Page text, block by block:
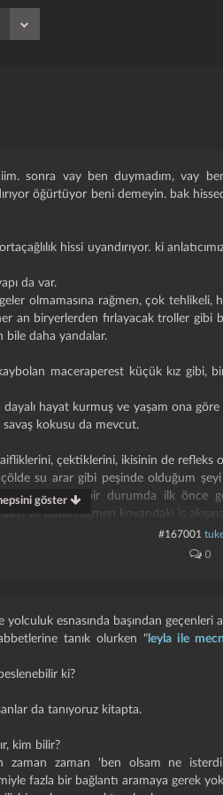
sonra vay ben duymadım, vay
öğürtüyor beni demeyin. bak
hissi uyandırıyor. ki
da var.
olmamasına rağmen, çok
an biryerlerden fırlayacak troller gibi
bile daha yandalar.
maceraperest küçük kız gibi,
hayat kurmuş ve yaşam ona
savaş kokusu da mevcut.
çektiklerini, ikisinin de refleks
su arar gibi peşinde olduğum şeyi
yani tehlikeli bir durumda ilk önce
ve buna rağmen kovandaki iş
gösterdikleri iki kişilik kovan
vicdandan yoksun insanların bir
on dakika önce olan bir
alıyor insanlar. üstelik bu durumun
ikisi de böyle bir hastalığın
ama ne mümkün ki
son ve en önemli savaşı
yamyam devler, tuzaklar, haydutlar,
yok. üstelik nereye gideceklerini
göster
#167001
0
yolculuk esnasında başından geçenleri
tanık olurken "leyla ile
ki?
da tanıyoruz kitapta.
kim bilir?
zaman zaman 'ben olsam ne
fazla bir bağlantı aramaya gerek yok